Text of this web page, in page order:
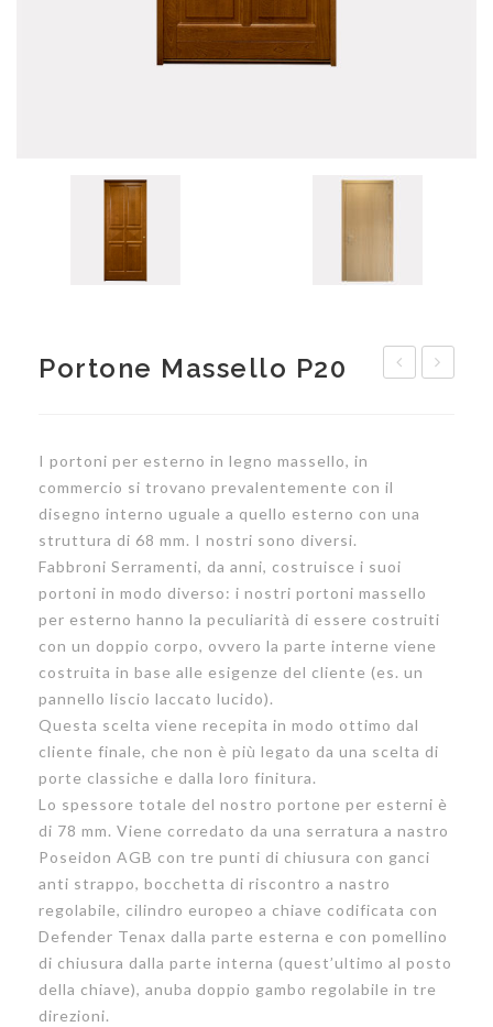
anta
piccola
vetro
Portone Massello P20
I portoni per esterno in legno massello, in
commercio si trovano prevalentemente con il
disegno interno uguale a quello esterno con una
struttura di 68 mm. I nostri sono diversi.
Fabbroni Serramenti, da anni, costruisce i suoi
portoni in modo diverso: i nostri portoni massello
per esterno hanno la peculiarità di essere costruiti
con un doppio corpo, ovvero la parte interne viene
costruita in base alle esigenze del cliente (es. un
pannello liscio laccato lucido).
Questa scelta viene recepita in modo ottimo dal
cliente finale, che non è più legato da una scelta di
porte classiche e dalla loro finitura.
Lo spessore totale del nostro portone per esterni è
di 78 mm. Viene corredato da una serratura a nastro
Poseidon AGB con tre punti di chiusura con ganci
anti strappo, bocchetta di riscontro a nastro
regolabile, cilindro europeo a chiave codificata con
Defender Tenax dalla parte esterna e con pomellino
di chiusura dalla parte interna (quest’ultimo al posto
della chiave), anuba doppio gambo regolabile in tre
direzioni.